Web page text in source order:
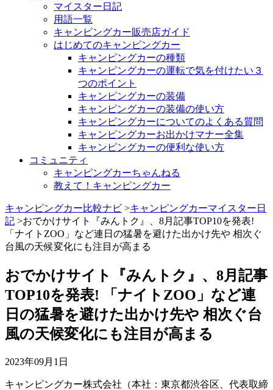
マイスター日記
用語一覧
キャンピングカー販売店ガイド
はじめてのキャンピングカー
キャンピングカーの種類
キャンピングカーの運転で気を付けたい３
つのポイント
キャンピングカーの装備
キャンピングカーの装備の使い方
キャンピングカーについてのよくある質問
キャンピングカーお出かけマナー全集
キャンピングカーの便利な使い方
コミュニティ
キャンピングカーちゃんねる
教えて！キャンピングカー
キャンピングカー比較ナビ >キャンピングカーマイスター日
記 >おでかけサイト『みんトク』、8月記事TOP10を発表!
「ナイトZOO」など連日の猛暑を避けた出かけ先や 相次ぐ
台風の天候変化にも注目が高まる
おでかけサイト『みんトク』、8月記事
TOP10を発表! 「ナイトZOO」など連
日の猛暑を避けた出かけ先や 相次ぐ台
風の天候変化にも注目が高まる
2023年09月1日
キャンピングカー株式会社（本社：東京都渋谷区、代表取締